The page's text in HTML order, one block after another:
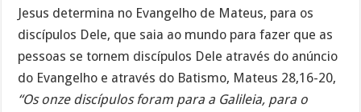
Jesus determina no Evangelho de Mateus, para os
discípulos Dele, que saia ao mundo para fazer que as
pessoas se tornem discípulos Dele através do anúncio
do Evangelho e através do Batismo, Mateus 28,16-20,
“Os onze discípulos foram para a Galileia, para o